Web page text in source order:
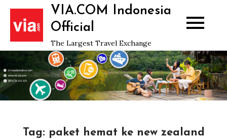
Skip
content
VIA.COM Indonesia
Official
The Largest Travel Exchange
Tag: paket hemat ke new zealand